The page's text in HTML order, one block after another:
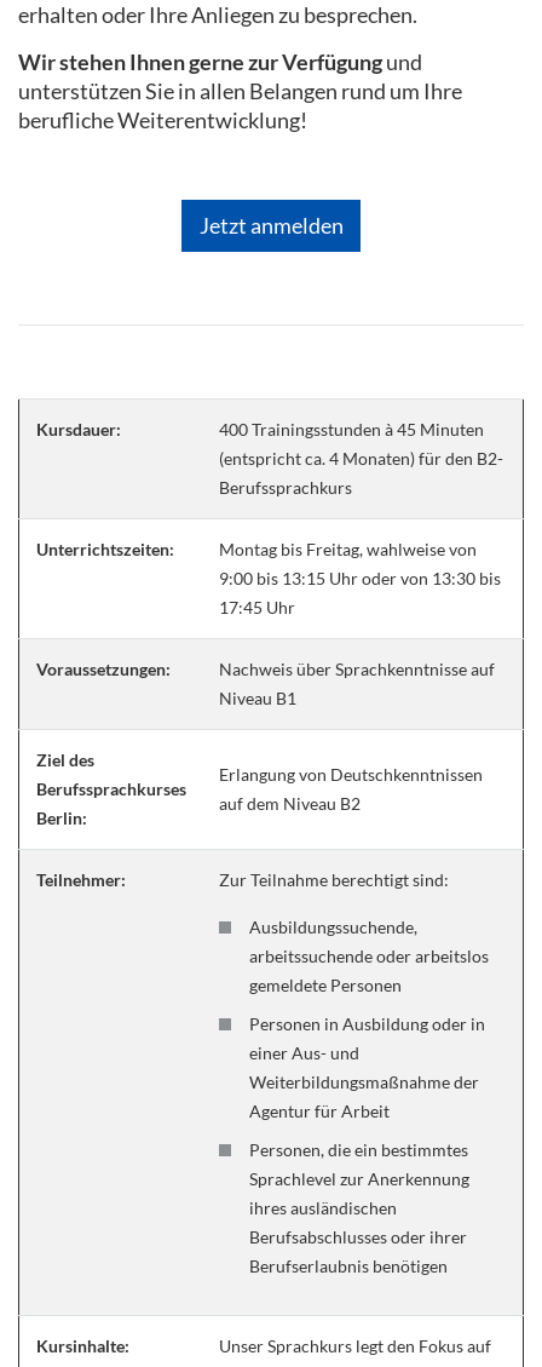
erhalten oder Ihre Anliegen zu besprechen.
Wir stehen Ihnen gerne zur Verfügungund
unterstützen Sie in allen Belangen rund um Ihre
berufliche Weiterentwicklung!
Jetzt anmelden
Kursdauer:
400 Trainingsstunden à 45 Minuten
(entspricht ca. 4 Monaten) für den B2-
Berufssprachkurs
Unterrichtszeiten:
Montag bis Freitag, wahlweise von
9:00 bis 13:15 Uhr oder von 13:30 bis
17:45 Uhr
Voraussetzungen:
Nachweis über Sprachkenntnisse auf
Niveau B1
Ziel des
Berufssprachkurses
Berlin:
Erlangung von Deutschkenntnissen
auf dem Niveau B2
Teilnehmer: Zur Teilnahme berechtigt sind:
Ausbildungssuchende,
arbeitssuchende oder arbeitslos
gemeldete Personen
Personen in Ausbildung oder in
einer Aus- und
Weiterbildungsmaßnahme der
Agentur für Arbeit
Personen, die ein bestimmtes
Sprachlevel zur Anerkennung
ihres ausländischen
Berufsabschlusses oder ihrer
Berufserlaubnis benötigen
Kursinhalte:
Unser Sprachkurs legt den Fokus auf